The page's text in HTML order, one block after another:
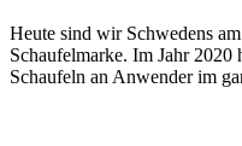
Heute sind wir Schwedens
Schaufelmarke. Im Jahr
Schaufeln an Anwender im